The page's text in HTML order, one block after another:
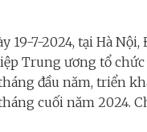
19-7-2024, tại Hà
Trung ương tổ
đầu năm, triển
cuối năm 2024.